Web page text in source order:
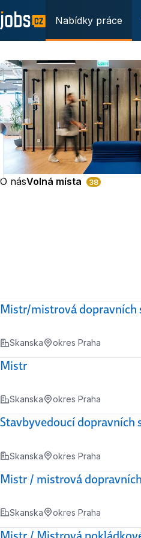
Nabídky práce
O násVolná místa 38
Mistr/mistrová dopravních
Skanska okres Praha
Mistr
Skanska okres Praha
Stavbyvedoucí dopravních
Skanska okres Praha
Mistr / mistrová
Skanska okres Praha